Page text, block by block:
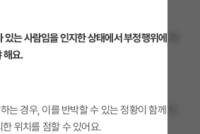
는 사람임을 인지한 상태에서 부정행위에 가
해요.
는 경우, 이를 반박할 수 있는 정황이 함께 뒷
위치를 점할 수 있어요.